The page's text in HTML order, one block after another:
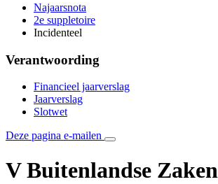
Najaarsnota
2e suppletoire
Incidenteel
Verantwoording
Financieel jaarverslag
Jaarverslag
Slotwet
Deze pagina e-mailen
V Buitenlandse Zaken